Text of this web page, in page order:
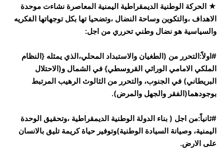
★ الحركة الوطنية الديمقراطية اليمنية المعاصرة نشاءت موحدة
الاهداف ،والتكوين وساحة النضال ،وتضحيا تها بكل توجهاتها الفكريه
والسياسية هو نضال وطني تحرري من اجل:
#اولاً:التحرر من (الطغيان والاستبداد المحلي،الذي يمثله {النظام
الملكي الامامي الوراثي القروسطي} في الشمال و(الاحتلال
البريطاني) في الجنوب، والتحرر من الثالوث الرهيب المرتبط
بوجودهما(الفقر والجهل والمرض).
#ثانياً:من اجل ( بناء الدولة الوطنية الديمقراطية ،وتحقيق الوحدة
اليمنية، وصيانة السيادة الوطنية)وتوفير حياة كريمة تليق بالانسان
على الارض.